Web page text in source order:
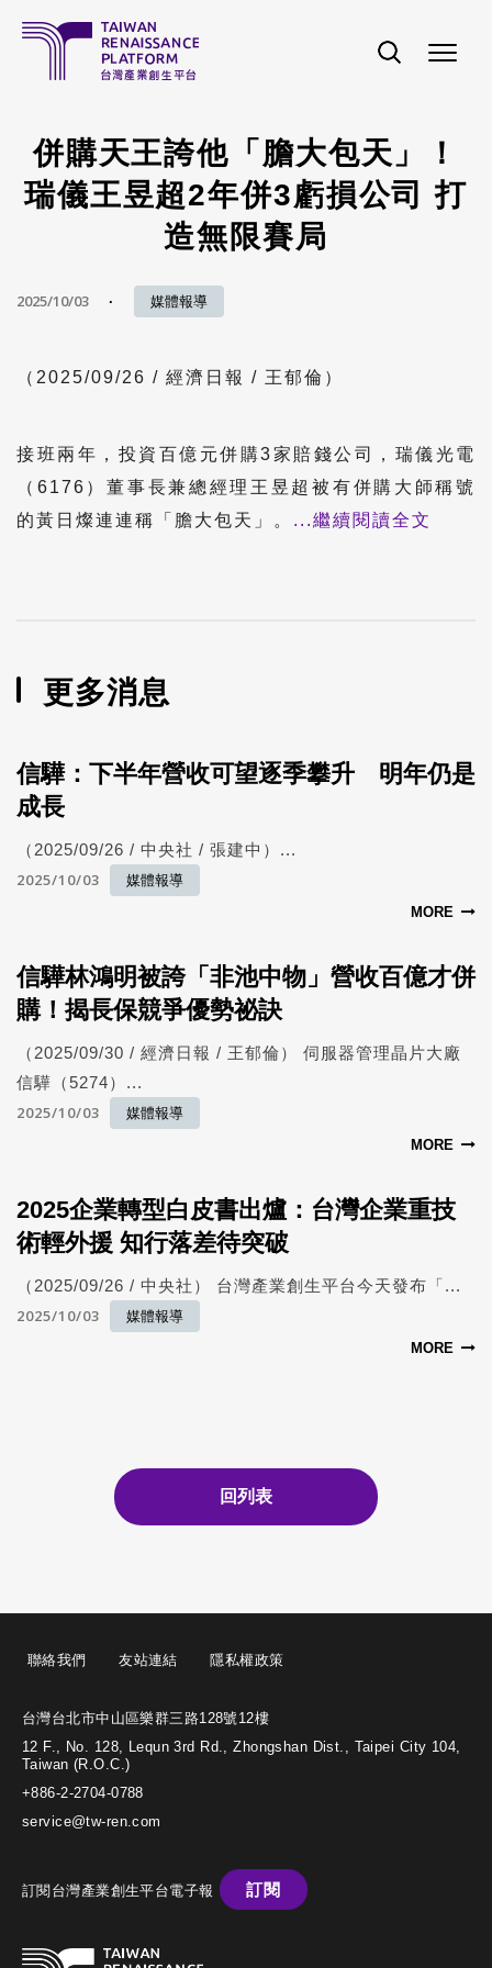
併購天王誇他「膽大包天」！
瑞儀王昱超2年併3虧損公司 打
造無限賽局
2025/10/03 媒體報導
（2025/09/26 / 經濟日報 / 王郁倫）
接班兩年，投資百億元併購3家賠錢公司，瑞儀光電
（6176）董事長兼總經理王昱超被有併購大師稱號
的黃日燦連連稱「膽大包天」。 ...繼續閱讀全文
更多消息
信驊：下半年營收可望逐季攀升 明年仍是
成長
（2025/09/26 / 中央社 / 張建中）...
2025/10/03
媒體報導
MORE
信驊林鴻明被誇「非池中物」營收百億才併
購！揭長保競爭優勢祕訣
（2025/09/30 / 經濟日報 / 王郁倫） 伺服器管理晶片大廠
信驊（5274）...
2025/10/03
媒體報導
MORE
2025企業轉型白皮書出爐：台灣企業重技
術輕外援 知行落差待突破
（2025/09/26 / 中央社） 台灣產業創生平台今天發布「...
2025/10/03
媒體報導
MORE
回列表
聯絡我們 友站連結 隱私權政策
台灣台北市中山區樂群三路128號12樓
12 F., No. 128, Lequn 3rd Rd., Zhongshan Dist., Taipei City 104,
Taiwan (R.O.C.)
+886-2-2704-0788
service@tw-ren.com
訂閱台灣產業創生平台電子報 訂閱